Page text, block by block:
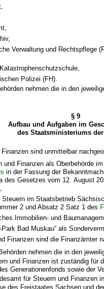
Verwaltung und Rechtspflege
Polizei (FH).
nehmen die in den
§ 9
Aufbau und Aufgaben im
des Staatsministeriums
sind unmittelbar
und Finanzen als Oberbehörde
in der Fassung der
des Gesetzes vom 12. August
im Staatsbetrieb
2 und Absatz 2 Satz 1 des
Immobilien- und
Bad Muskau“ als
Finanzen sind die Finanzämter
nehmen die in den
und Finanzen ist zuständig für
Generationenfonds sowie der
für Steuern und Finanzen
des Freistaates Sachsen und